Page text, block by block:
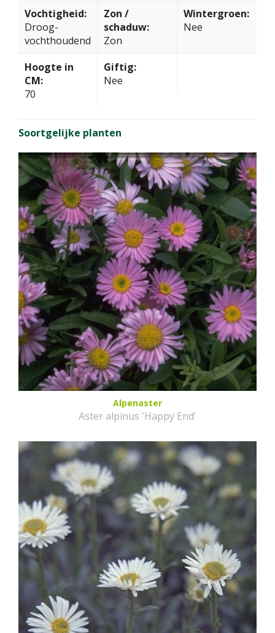
Vochtigheid:
Droog-
vochthoudend
Zon /
schaduw:
Zon
Wintergroen:
Nee
Hoogte in
CM:
70
Giftig:
Nee
Soortgelijke planten
Alpenaster
Aster alpinus 'Happy End'